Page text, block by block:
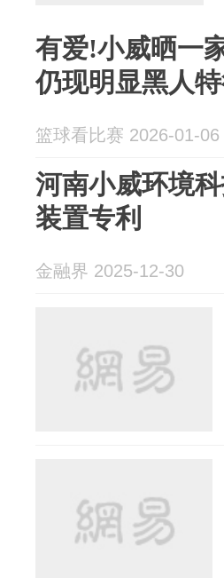
有爱!小威晒一
仍现明显黑人
篮球看比赛 2026-01-06
河南小威环境
装置专利
金融界 2025-12-30